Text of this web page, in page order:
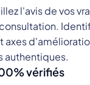
l'avis de vos
axes
authentiques.
vérifiés